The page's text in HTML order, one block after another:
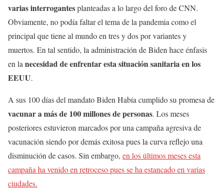
varias interrogantesplanteadas a lo largo del foro de CNN.
Obviamente, no podía faltar el tema de la pandemia como el
principal que tiene al mundo en tres y dos por variantes y
muertos. En tal sentido, la administración de Biden hace énfasis
en la necesidad de enfrentar esta situación sanitaria en los
EEUU.
A sus 100 días del mandato Biden Había cumplido su promesa de
vacunar a más de 100 millones de personas. Los meses
posteriores estuvieron marcados por una campaña agresiva de
vacunación siendo por demás exitosa pues la curva reflejo una
disminución de casos. Sin embargo, en los últimos meses esta
campaña ha venido en retroceso pues se ha estancado en varias
ciudades.